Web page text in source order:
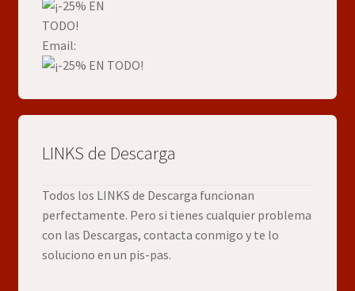
Email:
LINKS de Descarga
Todos los LINKS de Descarga funcionan
perfectamente. Pero si tienes cualquier problema
con las Descargas, contacta conmigo y te lo
soluciono en un pis-pas.